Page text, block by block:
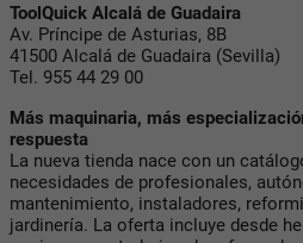
ToolQuick Alcalá de Guadaira
Av. Príncipe de Asturias, 8B
41500 Alcalá de Guadaira (Sevilla)
Tel. 955 44 29 00
Más maquinaria, más
respuesta
La nueva tienda nace con un
necesidades de profesionales,
mantenimiento, instaladores,
jardinería. La oferta incluye desde